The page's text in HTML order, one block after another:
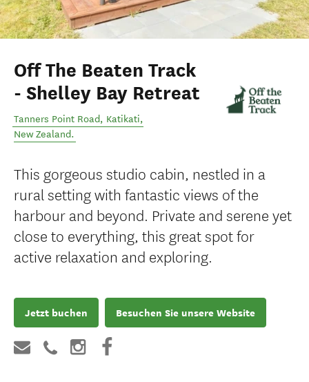
Off The Beaten Track
- Shelley Bay Retreat
Tanners Point Road, Katikati,
New Zealand.
This gorgeous studio cabin, nestled in a
rural setting with fantastic views of the
harbour and beyond. Private and serene yet
close to everything, this great spot for
active relaxation and exploring.
Jetzt buchen Besuchen Sie unsere Website